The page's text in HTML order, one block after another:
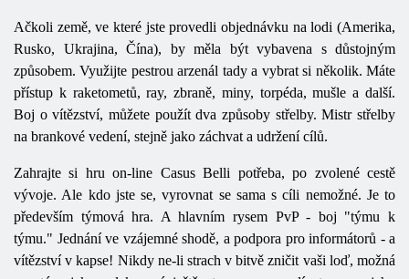
Ačkoli země, ve které jste provedli objednávku na lodi (Amerika,
Rusko, Ukrajina, Čína), by měla být vybavena s důstojným
způsobem. Využijte pestrou arzenál tady a vybrat si několik. Máte
přístup k raketometů, ray, zbraně, miny, torpéda, mušle a další.
Boj o vítězství, můžete použít dva způsoby střelby. Mistr střelby
na brankové vedení, stejně jako záchvat a udržení cílů.
Zahrajte si hru on-line Casus Belli potřeba, po zvolené cestě
vývoje. Ale kdo jste se, vyrovnat se sama s cíli nemožné. Je to
především týmová hra. A hlavním rysem PvP- boj "týmu k
týmu." Jednání ve vzájemné shodě, a podpora pro informátorů - a
vítězství v kapse! Nikdy ne-li strach v bitvě zničit vaši loď, možná